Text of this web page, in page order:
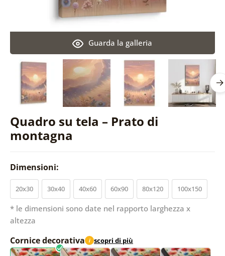
Quadro su tela – Prato di
montagna
Guarda la galleria
Dimensioni:
20x30 30x40 40x60 60x90 80x120 100x150
* le dimensioni sono date nel rapporto larghezza x
altezza
Cornice decorativa i scopri di più